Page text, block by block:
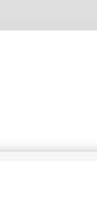
트는 프레